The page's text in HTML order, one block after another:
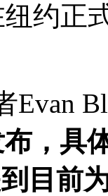
约正
，具
目前